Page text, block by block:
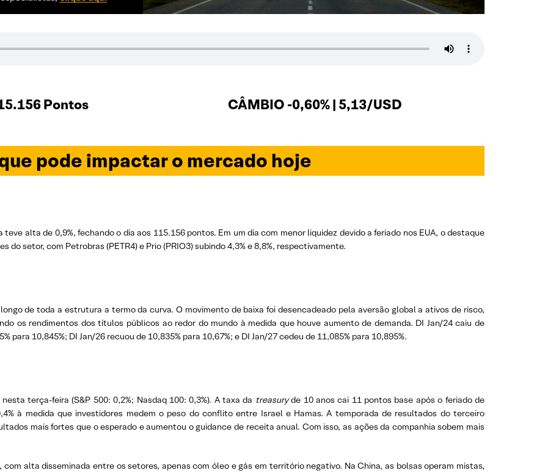
Pontos CÂMBIO -0,60% | 5,13/USD
pode impactar o mercado hoje
alta de 0,9%, fechando o dia aos 115.156 pontos. Em um dia com menor liquidez devido a feriado nos EUA, o destaque
do setor, com Petrobras (PETR4) e Prio (PRIO3) subindo 4,3% e 8,8%, respectivamente.
de toda a estrutura a termo da curva. O movimento de baixa foi desencadeado pela aversão global a ativos de risco,
os rendimentos dos títulos públicos ao redor do mundo à medida que houve aumento de demanda. DI Jan/24 caiu de
para 10,845%; DI Jan/26 recuou de 10,835% para 10,67%; e DI Jan/27 cedeu de 11,085% para 10,895%.
terça-feira (S&P 500: 0,2%; Nasdaq 100: 0,3%). A taxa da treasuryde 10 anos cai 11 pontos base após o feriado de
à medida que investidores medem o peso do conflito entre Israel e Hamas. A temporada de resultados do terceiro
mais fortes que o esperado e aumentou o guidance de receita anual. Com isso, as ações da companhia sobem mais
com alta disseminada entre os setores, apenas com óleo e gás em território negativo. Na China, as bolsas operam mistas,